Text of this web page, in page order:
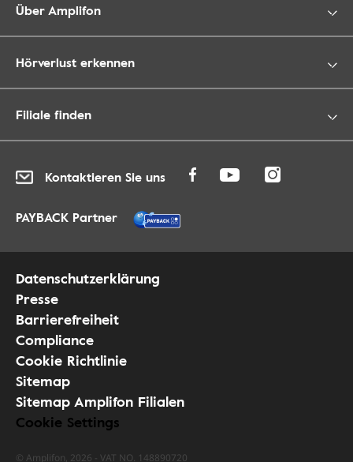
Über Amplifon
Hörverlust erkennen
Filiale finden
Kontaktieren Sie uns
PAYBACK Partner
Datenschutzerklärung
Presse
Barrierefreiheit
Compliance
Cookie Richtlinie
Sitemap
Sitemap Amplifon Filialen
Cookie Settings
© Amplifon, 2026 - VAT NO. 148890720